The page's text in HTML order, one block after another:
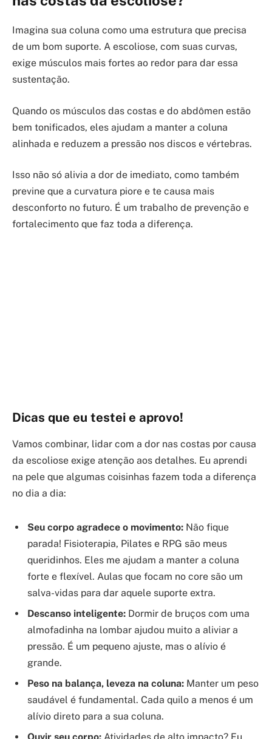
Imagina sua coluna como uma estrutura que precisa
de um bom suporte. A escoliose, com suas curvas,
exige músculos mais fortes ao redor para dar essa
sustentação.
Quando os músculos das costas e do abdômen estão
bem tonificados, eles ajudam a manter a coluna
alinhada e reduzem a pressão nos discos e vértebras.
Isso não só alivia a dor de imediato, como também
previne que a curvatura piore e te causa mais
desconforto no futuro. É um trabalho de prevenção e
fortalecimento que faz toda a diferença.
Dicas que eu testei e aprovo!
Vamos combinar, lidar com a dor nas costas por causa
da escoliose exige atenção aos detalhes. Eu aprendi
na pele que algumas coisinhas fazem toda a diferença
no dia a dia:
Seu corpo agradece o movimento: Não fique
parada! Fisioterapia, Pilates e RPG são meus
queridinhos. Eles me ajudam a manter a coluna
forte e flexível. Aulas que focam no core são um
salva-vidas para dar aquele suporte extra.
Descanso inteligente: Dormir de bruços com uma
almofadinha na lombar ajudou muito a aliviar a
pressão. É um pequeno ajuste, mas o alívio é
grande.
Peso na balança, leveza na coluna: Manter um peso
saudável é fundamental. Cada quilo a menos é um
alívio direto para a sua coluna.